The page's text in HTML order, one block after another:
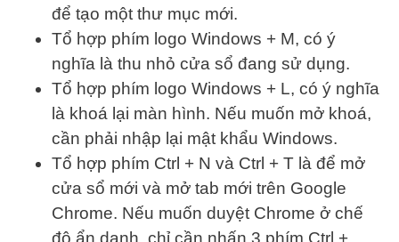
để tạo một thư mục mới.
Tổ hợp phím logo Windows + M, có ý
nghĩa là thu nhỏ cửa sổ đang sử dụng.
Tổ hợp phím logo Windows + L, có ý nghĩa
là khoá lại màn hình. Nếu muốn mở khoá,
cần phải nhập lại mật khẩu Windows.
Tổ hợp phím Ctrl + N và Ctrl + T là để mở
cửa sổ mới và mở tab mới trên Google
Chrome. Nếu muốn duyệt Chrome ở chế